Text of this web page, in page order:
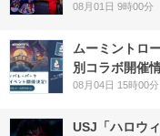
08月01日 9時00分
ムーミントロ
別コラボ開催
08月04日 15時00分
USJ「ハロウ